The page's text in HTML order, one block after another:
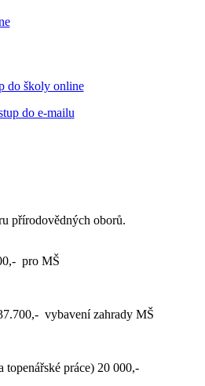
do školy online
do e-mailu
přírodovědných oborů.
pro MŠ
vybavení zahrady MŠ
topenářské práce) 20 000,-